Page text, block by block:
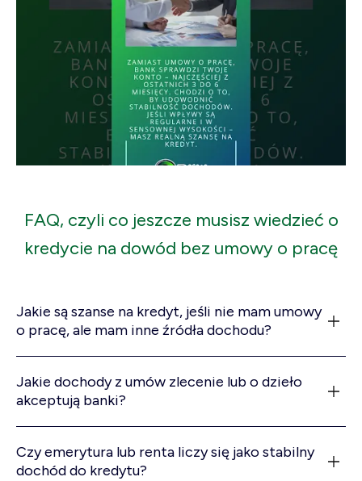
FAQ, czyli co jeszcze musisz wiedzieć o
kredycie na dowód bez umowy o pracę
Jakie są szanse na kredyt, jeśli nie mam umowy
o pracę, ale mam inne źródła dochodu?
Jakie dochody z umów zlecenie lub o dzieło
akceptują banki?
Czy emerytura lub renta liczy się jako stabilny
dochód do kredytu?